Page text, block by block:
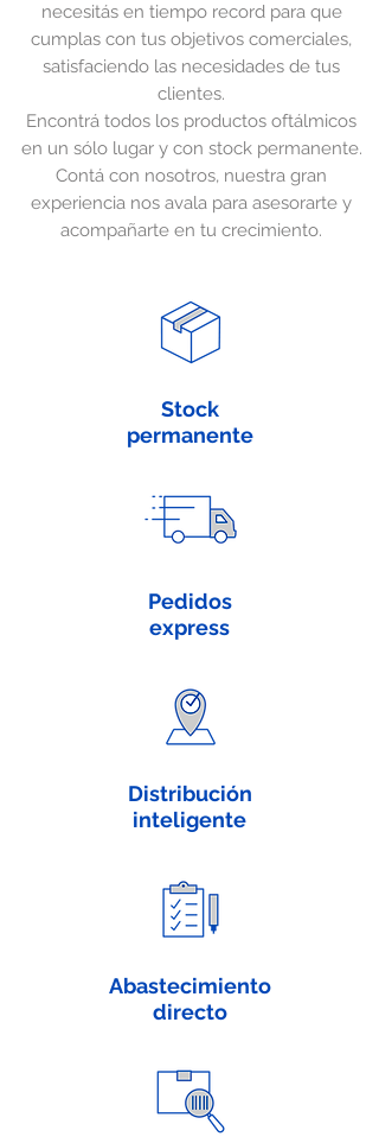
necesitás en tiempo record para que
cumplas con tus objetivos comerciales,
satisfaciendo las necesidades de tus
clientes.
Encontrá todos los productos oftálmicos
en un sólo lugar y con stock permanente.
Contá con nosotros, nuestra gran
experiencia nos avala para asesorarte y
acompañarte en tu crecimiento.
Stock
permanente
Pedidos
express
Distribución
inteligente
Abastecimiento
directo